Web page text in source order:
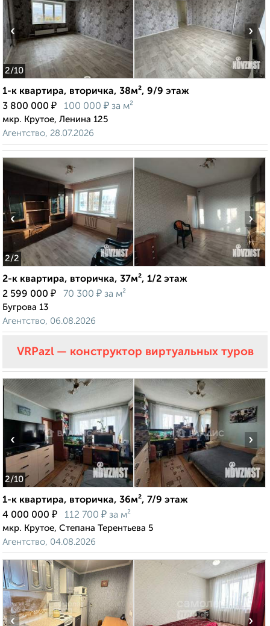
2/10
‹ ›
1-к квартира, вторичка, 38м², 9/9 этаж
3 800 000 ₽ 100 000 ₽ за м²
мкр. Крутое, Ленина 125
Агентство, 28.07.2026
2/2
‹ ›
2-к квартира, вторичка, 37м², 1/2 этаж
2 599 000 ₽ 70 300 ₽ за м²
Бугрова 13
Агентство, 06.08.2026
VRPazl — конструктор виртуальных туров
2/10
‹ ›
1-к квартира, вторичка, 36м², 7/9 этаж
4 000 000 ₽ 112 700 ₽ за м²
мкр. Крутое, Степана Терентьева 5
Агентство, 04.08.2026
‹ ›